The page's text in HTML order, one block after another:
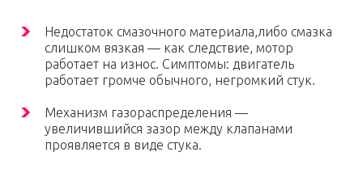
Недостаток смазочного материала,либо смазка
слишком вязкая — как следствие, мотор
работает на износ. Симптомы: двигатель
работает громче обычного, негромкий стук.
Механизм газораспределения —
увеличившийся зазор между клапанами
проявляется в виде стука.